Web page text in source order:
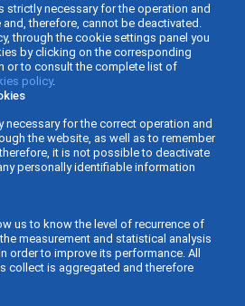
Business Consulting ©
strictly necessary for the operation and
therefore, cannot be deactivated.
through the cookie settings panel you
by clicking on the corresponding
or to consult the complete list of
policy.
necessary for the correct operation and
the website, as well as to remember
it is not possible to deactivate
personally identifiable information
us to know the level of recurrence of
measurement and statistical analysis
order to improve its performance. All
collect is aggregated and therefore